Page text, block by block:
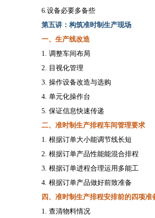
6.设备必要多备些
第五讲：构筑准时制生产现场
一、生产线改造
1. 调整车间布局
2. 目视化管理
3. 操作设备改造与选购
4. 单元化操作台
5. 保证信息快速传递
二、准时制生产排程车间管理要求
1. 根据订单大小能调节线长短
2. 根据订单产品性能能混合排程
3. 根据订单进程合理运用多能工
4. 根据订单产品做好前致准备
四、准时制生产排程安排前的四项准
1. 查清物料情况